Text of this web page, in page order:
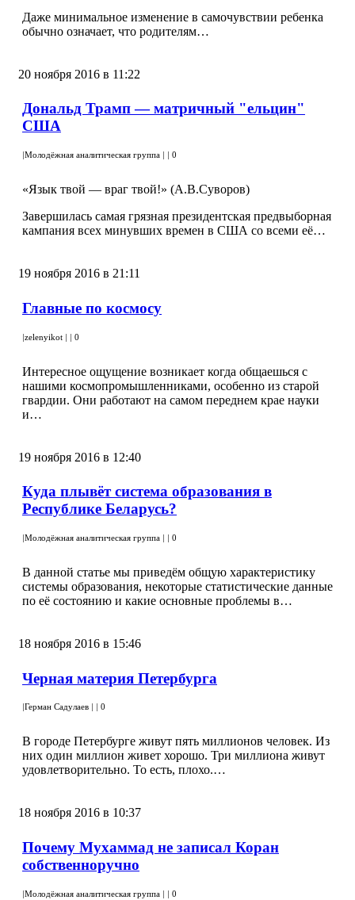
Даже минимальное изменение в самочувствии ребенка
обычно означает, что родителям…
20 ноября 2016 в 11:22
Дональд Трамп — матричный "ельцин"
США
|Молодёжная аналитическая группа | | 0
«Язык твой — враг твой!» (А.В.Суворов)
Завершилась самая грязная президентская предвыборная
кампания всех минувших времен в США со всеми её…
19 ноября 2016 в 21:11
Главные по космосу
|zelenyikot | | 0
Интересное ощущение возникает когда общаешься с
нашими космопромышленниками, особенно из старой
гвардии. Они работают на самом переднем крае науки
и…
19 ноября 2016 в 12:40
Куда плывёт система образования в
Республике Беларусь?
|Молодёжная аналитическая группа | | 0
В данной статье мы приведём общую характеристику
системы образования, некоторые статистические данные
по её состоянию и какие основные проблемы в…
18 ноября 2016 в 15:46
Черная материя Петербурга
Герман Садулаев 0
В городе Петербурге живут пять миллионов человек. Из
них один миллион живет хорошо. Три миллиона живут
удовлетворительно. То есть, плохо.…
18 ноября 2016 в 10:37
Почему Мухаммад не записал Коран
собственноручно
|Молодёжная аналитическая группа | | 0